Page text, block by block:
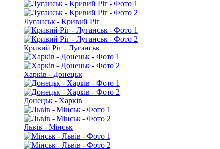
Луганськ - Кривий Ріг
Кривий Ріг - Луганськ
Харків - Донецьк
Донецьк - Харків
Львів - Мінськ